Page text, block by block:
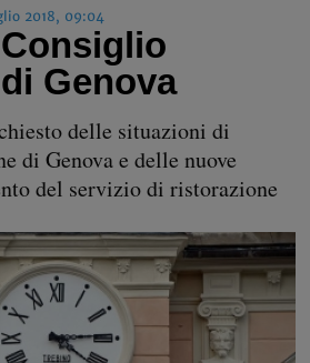
2018, 09:04
Genova
delle situazioni di
di Genova e delle nuove
del servizio di ristorazione